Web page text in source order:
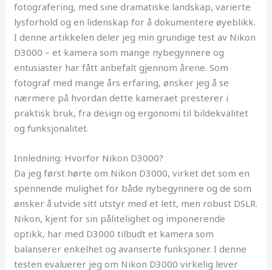
fotografering, med sine dramatiske landskap, varierte
lysforhold og en lidenskap for å dokumentere øyeblikk.
I denne artikkelen deler jeg min grundige test av Nikon
D3000 – et kamera som mange nybegynnere og
entusiaster har fått anbefalt gjennom årene. Som
fotograf med mange års erfaring, ønsker jeg å se
nærmere på hvordan dette kameraet presterer i
praktisk bruk, fra design og ergonomi til bildekvalitet
og funksjonalitet.
Innledning: Hvorfor Nikon D3000?
Da jeg først hørte om Nikon D3000, virket det som en
spennende mulighet for både nybegynnere og de som
ønsker å utvide sitt utstyr med et lett, men robust DSLR.
Nikon, kjent for sin pålitelighet og imponerende
optikk, har med D3000 tilbudt et kamera som
balanserer enkelhet og avanserte funksjoner. I denne
testen evaluerer jeg om Nikon D3000 virkelig lever